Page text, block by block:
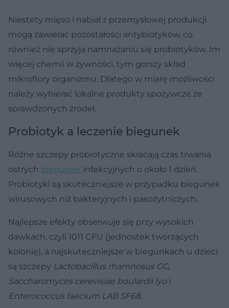
Niestety mięso i nabiał z przemysłowej produkcji
mogą zawierać pozostałości antybiotyków, co
również nie sprzyja namnażaniu się probiotyków. Im
więcej chemii w żywności, tym gorszy skład
mikroflory organizmu. Dlatego w miarę możliwości
należy wybierać lokalne produkty spożywcze ze
sprawdzonych źródeł.
Probiotyk a leczenie biegunek
Różne szczepy probiotyczne skracają czas trwania
ostrych biegunek infekcyjnych o około 1 dzień.
Probiotyki są skuteczniejsze w przypadku biegunek
wirusowych niż bakteryjnych i pasożytniczych.
Najlepsze efekty obserwuje się przy wysokich
dawkach, czyli 1011 CFU (jednostek tworzących
kolonię), a najskuteczniejsze w biegunkach u dzieci
są szczepy Lactobacillus rhamnosus GG,
Saccharomyces cerevisiae boulardii lyoi
Enterococcus faecium LAB SF68.